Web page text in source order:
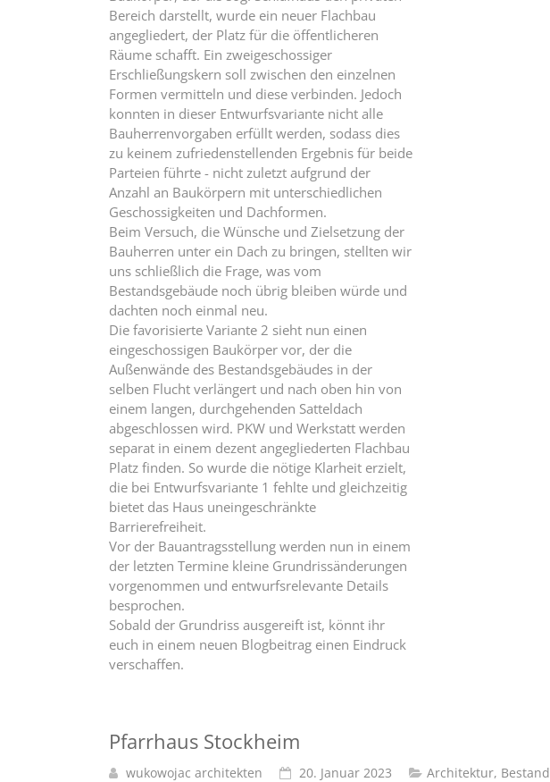
Bereich darstellt, wurde ein neuer Flachbau
angegliedert, der Platz für die öffentlicheren
Räume schafft. Ein zweigeschossiger
Erschließungskern soll zwischen den einzelnen
Formen vermitteln und diese verbinden. Jedoch
konnten in dieser Entwurfsvariante nicht alle
Bauherrenvorgaben erfüllt werden, sodass dies
zu keinem zufriedenstellenden Ergebnis für beide
Parteien führte - nicht zuletzt aufgrund der
Anzahl an Baukörpern mit unterschiedlichen
Geschossigkeiten und Dachformen.
Beim Versuch, die Wünsche und Zielsetzung der
Bauherren unter ein Dach zu bringen, stellten wir
uns schließlich die Frage, was vom
Bestandsgebäude noch übrig bleiben würde und
dachten noch einmal neu.
Die favorisierte Variante 2 sieht nun einen
eingeschossigen Baukörper vor, der die
Außenwände des Bestandsgebäudes in der
selben Flucht verlängert und nach oben hin von
einem langen, durchgehenden Satteldach
abgeschlossen wird. PKW und Werkstatt werden
separat in einem dezent angegliederten Flachbau
Platz finden. So wurde die nötige Klarheit erzielt,
die bei Entwurfsvariante 1 fehlte und gleichzeitig
bietet das Haus uneingeschränkte
Barrierefreiheit.
Vor der Bauantragsstellung werden nun in einem
der letzten Termine kleine Grundrissänderungen
vorgenommen und entwurfsrelevante Details
besprochen.
Sobald der Grundriss ausgereift ist, könnt ihr
euch in einem neuen Blogbeitrag einen Eindruck
verschaffen.
Pfarrhaus Stockheim
wukowojac architekten 20. Januar 2023 Architektur, Bestand